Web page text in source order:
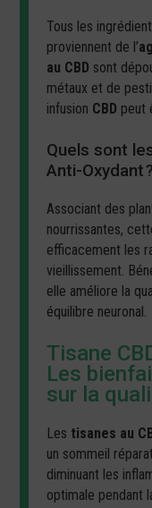
Tous les
proviennent de l’
au CBD sont
métaux et de
infusion CBD peut
Quels sont
Anti-Oxydant ?
Associant des
nourrissantes,
efficacement les
vieillissement.
elle améliore la
équilibre neuronal.
Tisane
Les
sur la
Les tisanes au
un sommeil
diminuant les
optimale pendant